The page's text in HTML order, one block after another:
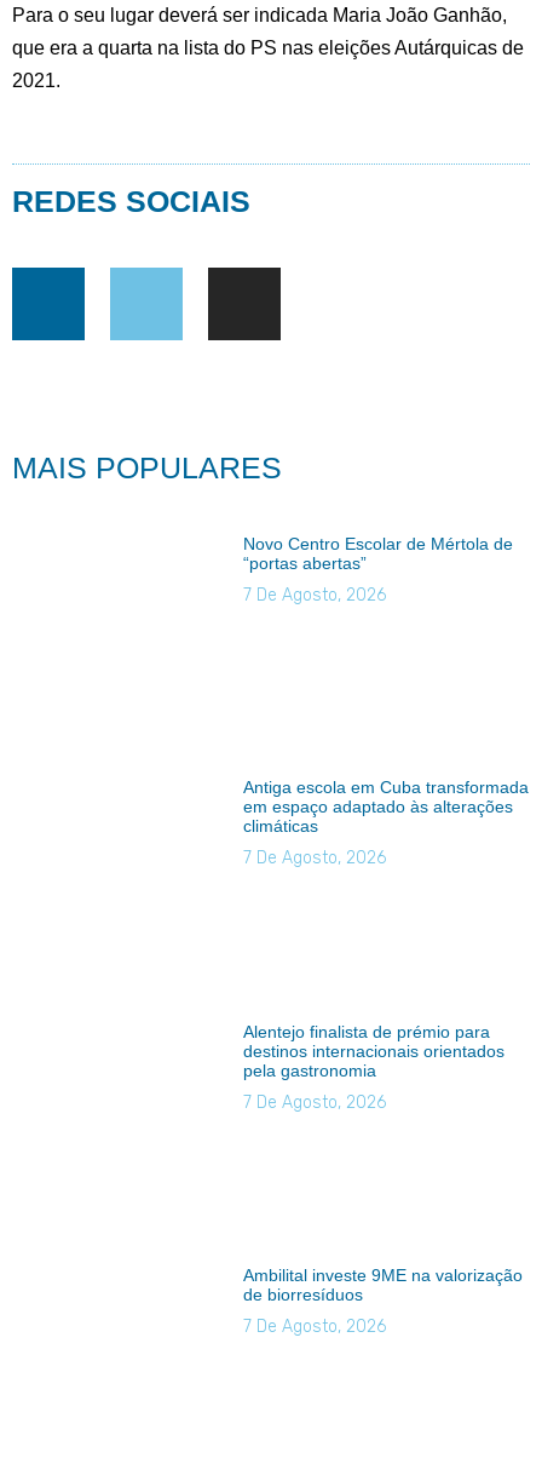
Para o seu lugar deverá ser indicada Maria João Ganhão,
que era a quarta na lista do PS nas eleições Autárquicas de
2021.
REDES SOCIAIS
MAIS POPULARES
Novo Centro Escolar de Mértola de
“portas abertas”
7 De Agosto, 2026
Antiga escola em Cuba transformada
em espaço adaptado às alterações
climáticas
7 De Agosto, 2026
Alentejo finalista de prémio para
destinos internacionais orientados
pela gastronomia
7 De Agosto, 2026
Ambilital investe 9ME na valorização
de biorresíduos
7 De Agosto, 2026